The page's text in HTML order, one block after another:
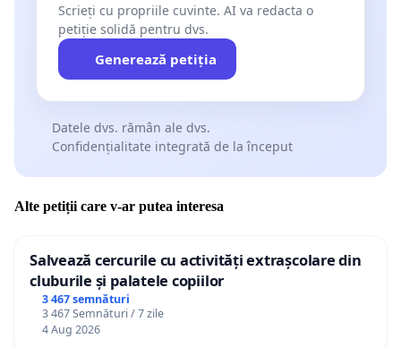
Scrieți cu propriile cuvinte. AI va redacta o
petiție solidă pentru dvs.
Generează petiția
Datele dvs. rămân ale dvs.
Confidențialitate integrată de la început
Alte petiții care v-ar putea interesa
Salvează cercurile cu activități extrașcolare din
cluburile și palatele copiilor
3 467 semnături
3 467 Semnături / 7 zile
4 Aug 2026